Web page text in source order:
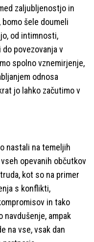
zaljubljenostjo in
šele doumeli
od intimnosti,
povezovanja v
spolno vznemirjenje,
odnosa
jo lahko začutimo v
nastali na temeljih
opevanih občutkov
kot so na primer
s konflikti,
in tako
navdušenje, ampak
na vse, vsak dan